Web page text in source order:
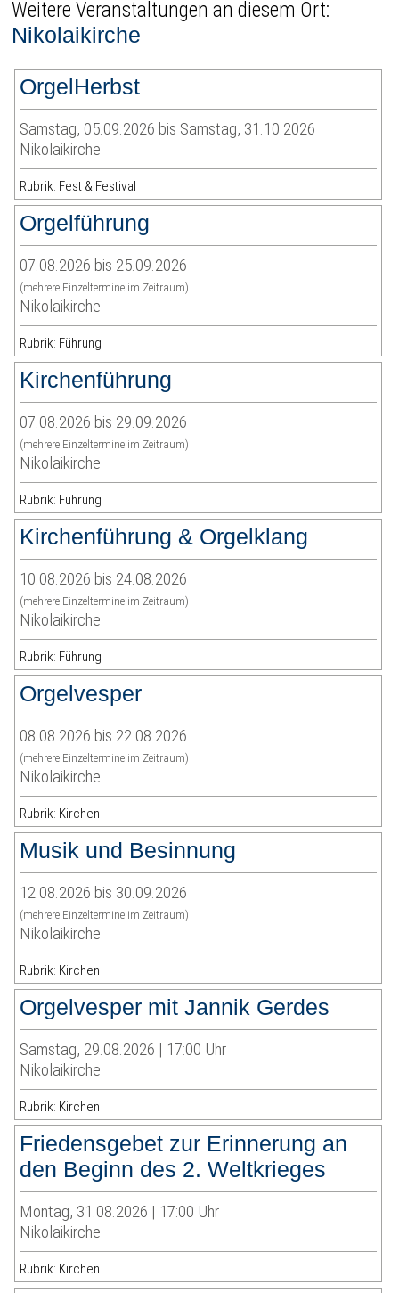
Weitere Veranstaltungen an diesem Ort:
Nikolaikirche
OrgelHerbst
Samstag, 05.09.2026 bis Samstag, 31.10.2026
Nikolaikirche
Rubrik: Fest & Festival
Orgelführung
07.08.2026 bis 25.09.2026
(mehrere Einzeltermine im Zeitraum)
Nikolaikirche
Rubrik: Führung
Kirchenführung
07.08.2026 bis 29.09.2026
(mehrere Einzeltermine im Zeitraum)
Nikolaikirche
Rubrik: Führung
Kirchenführung & Orgelklang
10.08.2026 bis 24.08.2026
(mehrere Einzeltermine im Zeitraum)
Nikolaikirche
Rubrik: Führung
Orgelvesper
08.08.2026 bis 22.08.2026
(mehrere Einzeltermine im Zeitraum)
Nikolaikirche
Rubrik: Kirchen
Musik und Besinnung
12.08.2026 bis 30.09.2026
(mehrere Einzeltermine im Zeitraum)
Nikolaikirche
Rubrik: Kirchen
Orgelvesper mit Jannik Gerdes
Samstag, 29.08.2026 | 17:00 Uhr
Nikolaikirche
Rubrik: Kirchen
Friedensgebet zur Erinnerung an
den Beginn des 2. Weltkrieges
Montag, 31.08.2026 | 17:00 Uhr
Nikolaikirche
Rubrik: Kirchen